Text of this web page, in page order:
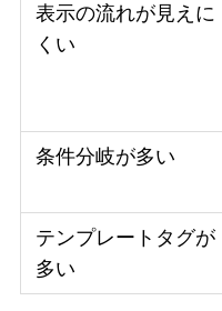
表示の流れが見えに
くい
条件分岐が多い
テンプレートタグが
多い